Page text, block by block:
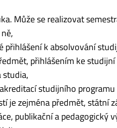
Může se realizovat
k absolvování
při­hlá­šením ke
studijního
ze­jména předmět, státní
publikační a pedagogický